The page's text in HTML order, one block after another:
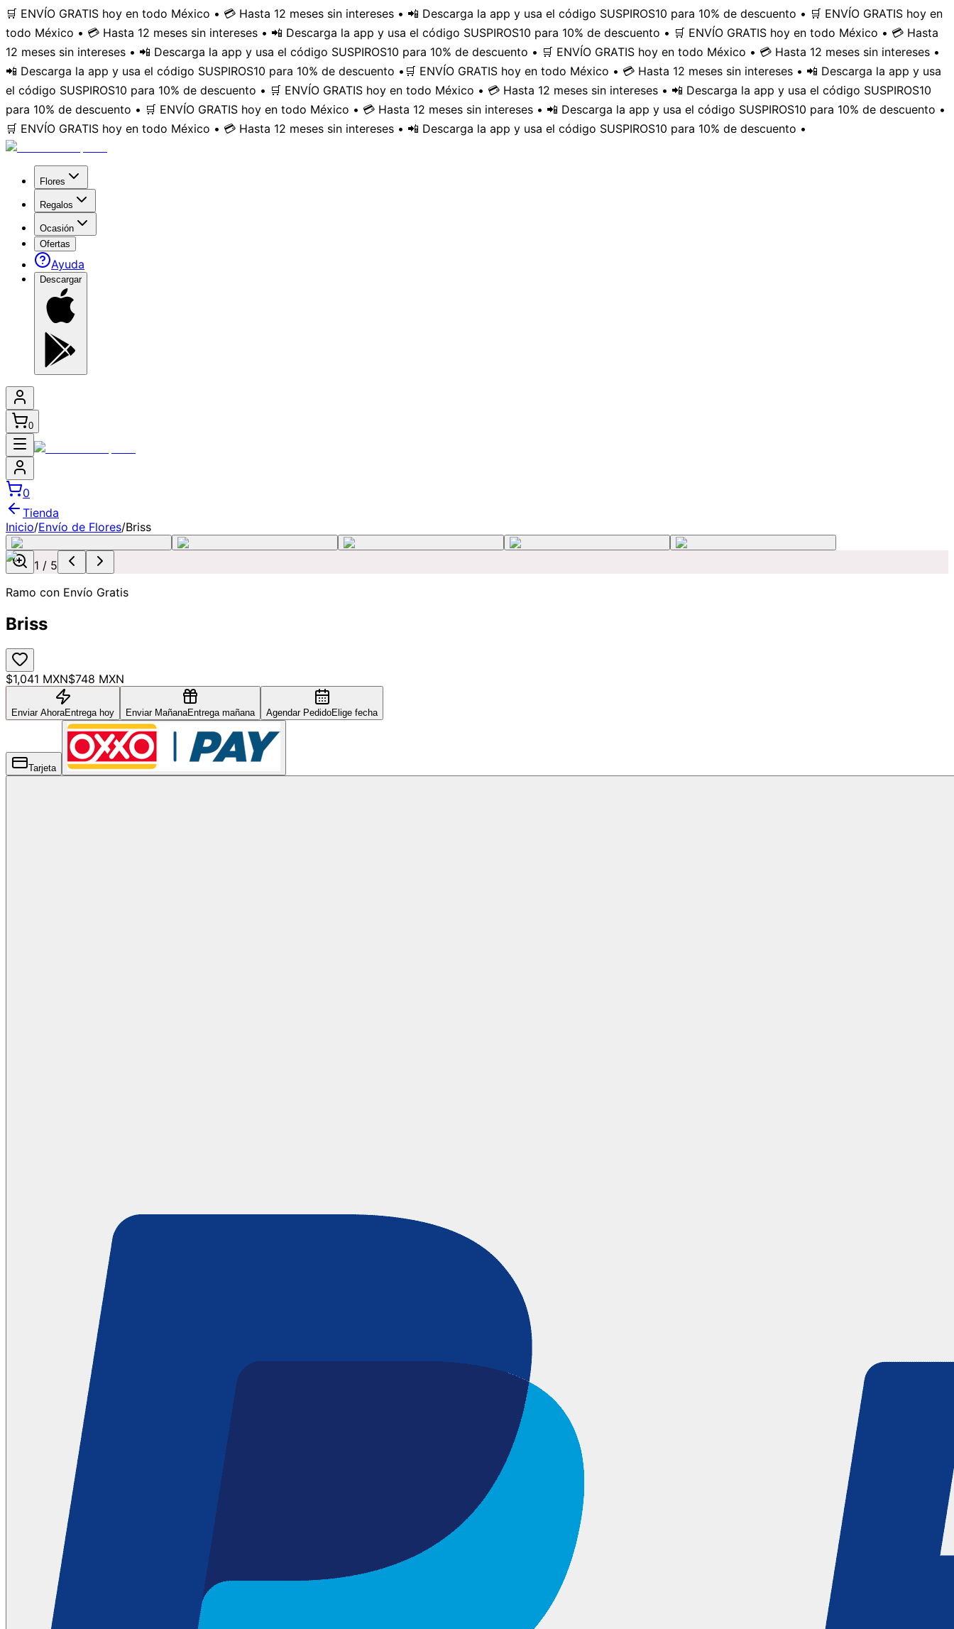
🛒 ENVÍO GRATIS hoy en todo México • 💳 Hasta 12 meses sin intereses • 📲 Descarga la app y usa el código SUSPIROS10 para 10% de descuento • 🛒 ENVÍO GRATIS hoy en
todo México • 💳 Hasta 12 meses sin intereses • 📲 Descarga la app y usa el código SUSPIROS10 para 10% de descuento • 🛒 ENVÍO GRATIS hoy en todo México • 💳 Hasta
12 meses sin intereses • 📲 Descarga la app y usa el código SUSPIROS10 para 10% de descuento • 🛒 ENVÍO GRATIS hoy en todo México • 💳 Hasta 12 meses sin intereses •
📲 Descarga la app y usa el código SUSPIROS10 para 10% de descuento • 🛒 ENVÍO GRATIS hoy en todo México • 💳 Hasta 12 meses sin intereses • 📲 Descarga la app y usa
el código SUSPIROS10 para 10% de descuento • 🛒 ENVÍO GRATIS hoy en todo México • 💳 Hasta 12 meses sin intereses • 📲 Descarga la app y usa el código SUSPIROS10
para 10% de descuento • 🛒 ENVÍO GRATIS hoy en todo México • 💳 Hasta 12 meses sin intereses • 📲 Descarga la app y usa el código SUSPIROS10 para 10% de descuento •
🛒 ENVÍO GRATIS hoy en todo México • 💳 Hasta 12 meses sin intereses • 📲 Descarga la app y usa el código SUSPIROS10 para 10% de descuento •
Flores
Regalos
Ocasión
Ofertas
Ayuda
Descargar
0
0
Tienda
Inicio/Envío de Flores/Briss
1 / 5
Ramo con Envío Gratis
Briss
$1,041 MXN$748 MXN
Enviar AhoraEntrega hoy Enviar MañanaEntrega mañana Agendar PedidoElige fecha
Tarjeta